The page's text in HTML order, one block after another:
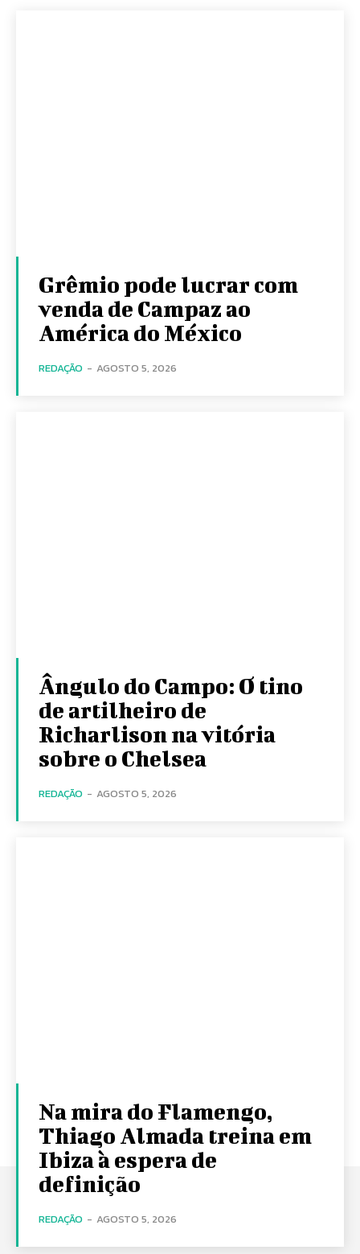
Grêmio pode lucrar com
venda de Campaz ao
América do México
REDAÇÃO - AGOSTO 5, 2026
Ângulo do Campo: O tino
de artilheiro de
Richarlison na vitória
sobre o Chelsea
REDAÇÃO - AGOSTO 5, 2026
Na mira do Flamengo,
Thiago Almada treina em
Ibiza à espera de
definição
REDAÇÃO - AGOSTO 5, 2026